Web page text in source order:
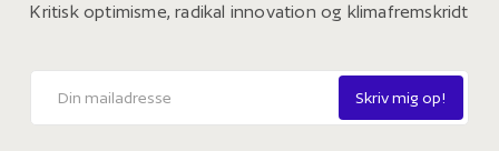
Kritisk optimisme, radikal innovation og klimafremskridt
Skriv mig op!